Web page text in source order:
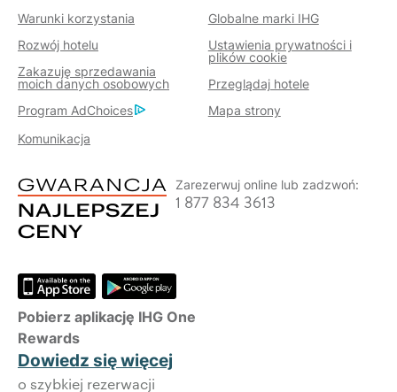
Warunki korzystania
Globalne marki IHG
Rozwój hotelu
Ustawienia prywatności i
plików cookie
Zakazuję sprzedawania
moich danych osobowych
Przeglądaj hotele
Program AdChoices
Mapa strony
Komunikacja
Zarezerwuj online lub zadzwoń:
1 877 834 3613
Pobierz aplikację IHG One
Rewards
Dowiedz się więcej
o szybkiej rezerwacji